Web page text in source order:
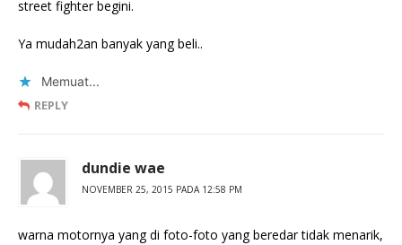
street fighter begini.
Ya mudah2an banyak yang beli..
Memuat...
REPLY
dundie wae
NOVEMBER 25, 2015 PADA 12:58 PM
warna motornya yang di foto-foto yang beredar tidak menarik,